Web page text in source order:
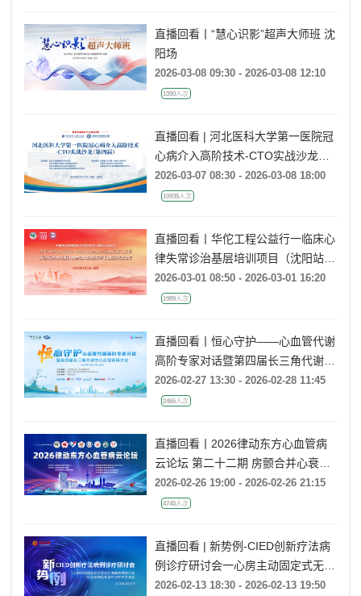
直播回看丨“慧心识影”超声大师班 沈
阳场
2026-03-08 09:30 - 2026-03-08 12:10
1390人次
直播回看 | 河北医科大学第一医院冠
心病介入高阶技术-CTO实战沙龙
（第四届）
2026-03-07 08:30 - 2026-03-08 18:00
10935人次
直播回看丨华佗工程公益行一临床心
律失常诊治基层培训项目（沈阳站）
前沿新技术&基础电生理&房颤亚专
科建设交流论坛
2026-03-01 08:50 - 2026-03-01 16:20
1989人次
直播回看丨恒心守护——心血管代谢
高阶专家对话暨第四届长三角代谢性
心血管疾病大会
2026-02-27 13:30 - 2026-02-28 11:45
2466人次
直播回看丨2026律动东方心血管病
云论坛 第二十二期 房颤合并心衰的
导管消融治疗
2026-02-26 19:00 - 2026-02-26 21:15
4745人次
直播回看 | 新势例-CIED创新疗法病
例诊疗研讨会一心房主动固定式无导
线起搏器病例研讨会一2026年电极
2026-02-13 18:30 - 2026-02-13 19:50